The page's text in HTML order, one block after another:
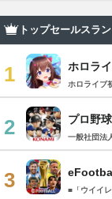
トップセールスラ
1 ホロラ
2 プロ野
3